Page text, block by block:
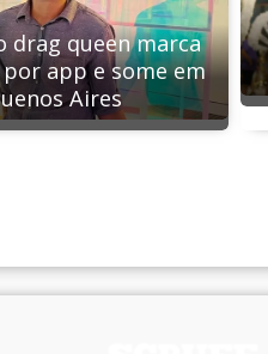
drag queen marca
app e some em
Aires